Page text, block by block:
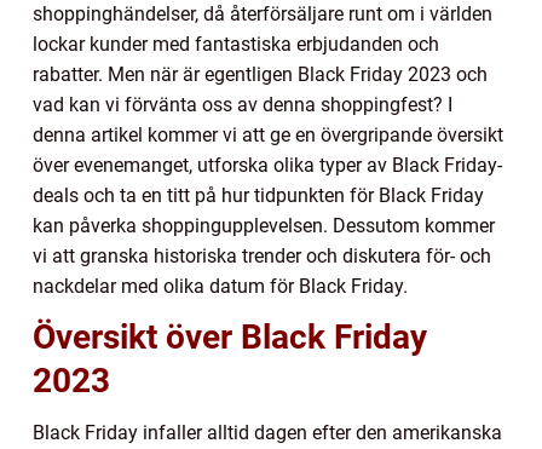
shoppinghändelser, då återförsäljare runt om i världen
lockar kunder med fantastiska erbjudanden och
rabatter. Men när är egentligen Black Friday 2023 och
vad kan vi förvänta oss av denna shoppingfest? I
denna artikel kommer vi att ge en övergripande översikt
över evenemanget, utforska olika typer av Black Friday-
deals och ta en titt på hur tidpunkten för Black Friday
kan påverka shoppingupplevelsen. Dessutom kommer
vi att granska historiska trender och diskutera för- och
nackdelar med olika datum för Black Friday.
Översikt över Black Friday
2023
Black Friday infaller alltid dagen efter den amerikanska